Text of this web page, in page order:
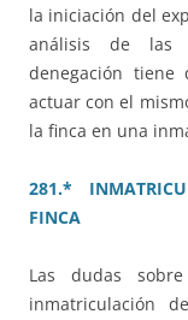
la iniciación del
análisis de las
denegación tiene
actuar con el
la finca en una
281.*
FINCA
Las dudas
inmatriculación